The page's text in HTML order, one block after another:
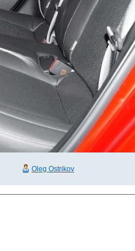
Oleg Ostrikov